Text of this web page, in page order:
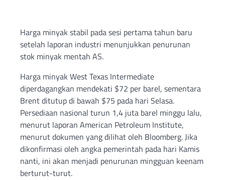
Harga minyak stabil pada sesi pertama tahun baru
setelah laporan industri menunjukkan penurunan
stok minyak mentah AS.
Harga minyak West Texas Intermediate
diperdagangkan mendekati $72 per barel, sementara
Brent ditutup di bawah $75 pada hari Selasa.
Persediaan nasional turun 1,4 juta barel minggu lalu,
menurut laporan American Petroleum Institute,
menurut dokumen yang dilihat oleh Bloomberg. Jika
dikonfirmasi oleh angka pemerintah pada hari Kamis
nanti, ini akan menjadi penurunan mingguan keenam
berturut-turut.